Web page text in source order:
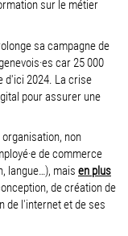
sur le métier
sa campagne de
car 25 000
d'ici 2024. La crise
pour assurer une
non
de commerce
langue…), mais en plus
de création de
de l'internet et de ses